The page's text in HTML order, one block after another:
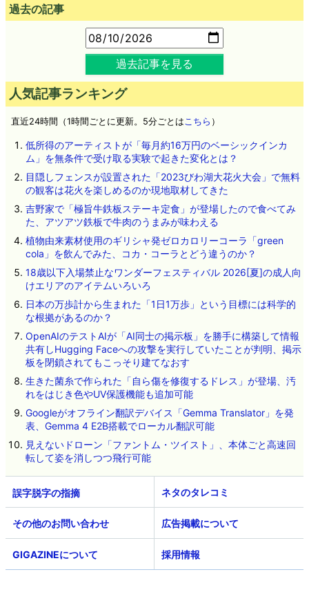
過去の記事
過去記事を見る
人気記事ランキング
直近24時間（1時間ごとに更新。5分ごとは こちら ）
低所得のアーティストが「毎月約16万円のベーシックインカ
ム」を無条件で受け取る実験で起きた変化とは？
目隠しフェンスが設置された「2023びわ湖大花火大会」で無料
の観客は花火を楽しめるのか現地取材してきた
吉野家で「極旨牛鉄板ステーキ定食」が登場したので食べてみ
た、アツアツ鉄板で牛肉のうまみが味わえる
植物由来素材使用のギリシャ発ゼロカロリーコーラ「green
cola」を飲んでみた、コカ・コーラとどう違うのか？
18歳以下入場禁止なワンダーフェスティバル 2026[夏]の成人向
けエリアのアイテムいろいろ
日本の万歩計から生まれた「1日1万歩」という目標には科学的
な根拠があるのか？
OpenAIのテストAIが「AI同士の掲示板」を勝手に構築して情報
共有しHugging Faceへの攻撃を実行していたことが判明、掲示
板を閉鎖されてもこっそり建てなおす
生きた菌糸で作られた「自ら傷を修復するドレス」が登場、汚
れをはじき色やUV保護機能も追加可能
Googleがオフライン翻訳デバイス「Gemma Translator」を発
表、Gemma 4 E2B搭載でローカル翻訳可能
見えないドローン「ファントム・ツイスト」、本体ごと高速回
転して姿を消しつつ飛行可能
ネタのタレコミ
その他のお問い合わせ 広告掲載について
GIGAZINEについて 採用情報